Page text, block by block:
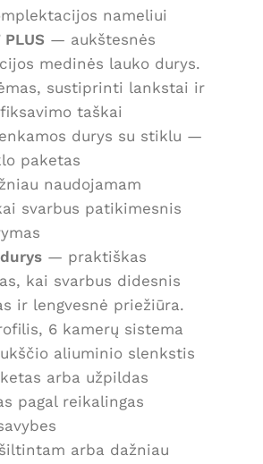
nameliui
PLUS — aukštesnės
medinės lauko durys.
sustiprinti lankstai ir
taškai
durys su stiklu —
paketas
naudojamam
svarbus patikimesnis
— praktiškas
kai svarbus didesnis
ir lengvesnė priežiūra.
6 kamerų sistema
aliuminio slenkstis
arba užpildas
pagal reikalingas
arba dažniau